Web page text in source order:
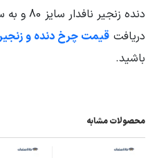
دنده
دریافت قیمت چرخ دنده و
باشید.
محصولات مشابه